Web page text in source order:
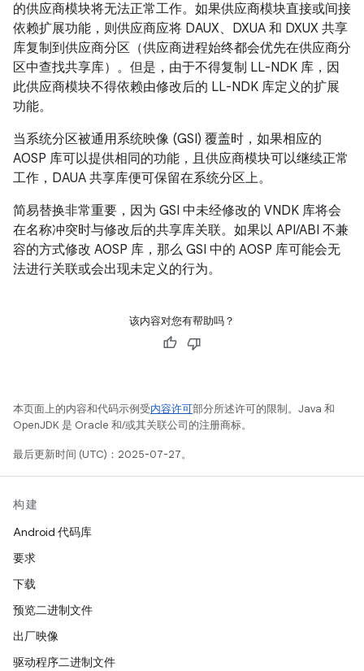
的供应商模块将无法正常工作。如果供应商模块直接或间接
依赖扩展功能，则供应商应将 DAUX、DXUA 和 DXUX 共享
库复制到供应商分区（供应商进程始终都会优先在供应商分
区中查找共享库）。但是，由于不得复制 LL-NDK 库，因
此供应商模块不得依赖由修改后的 LL-NDK 库定义的扩展
功能。
当系统分区被通用系统映像 (GSI) 覆盖时，如果相应的
AOSP 库可以提供相同的功能，且供应商模块可以继续正常
工作，DAUA 共享库便可保留在系统分区上。
简易替换非常重要，因为 GSI 中未经修改的 VNDK 库将会
在名称冲突时与修改后的共享库关联。如果以 API/ABI 不兼
容的方式修改 AOSP 库，那么 GSI 中的 AOSP 库可能会无
法进行关联或会出现未定义的行为。
该内容对您有帮助吗？
本页面上的内容和代码示例受内容许可部分所述许可的限制。Java 和
OpenJDK 是 Oracle 和/或其关联公司的注册商标。
最后更新时间 (UTC)：2025-07-27。
构建
Android 代码库
要求
下载
预览二进制文件
出厂映像
驱动程序二进制文件